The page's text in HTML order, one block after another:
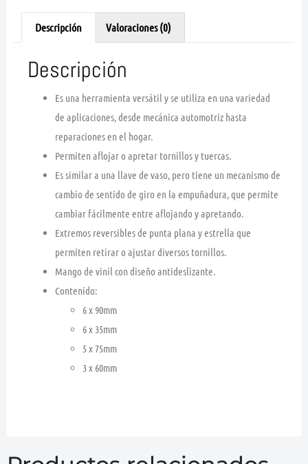
Descripción Valoraciones (0)
Descripción
Es una herramienta versátil y se utiliza en una variedad
de aplicaciones, desde mecánica automotriz hasta
reparaciones en el hogar.
Permiten aflojar o apretar tornillos y tuercas.
Es similar a una llave de vaso, pero tiene un mecanismo de
cambio de sentido de giro en la empuñadura, que permite
cambiar fácilmente entre aflojando y apretando.
Extremos reversibles de punta plana y estrella que
permiten retirar o ajustar diversos tornillos.
Mango de vinil con diseño antideslizante.
Contenido:
6 x 90mm
6 x 35mm
5 x 75mm
3 x 60mm